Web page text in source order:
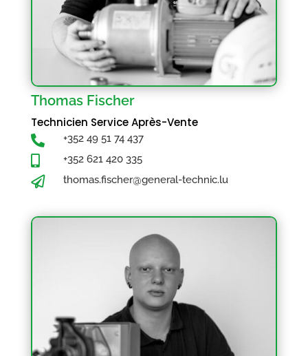
Thomas Fischer
Technicien Service Après-Vente

+352 49 51 74 437
 +352 621 420 335
 thomas.fischer@general-technic.lu